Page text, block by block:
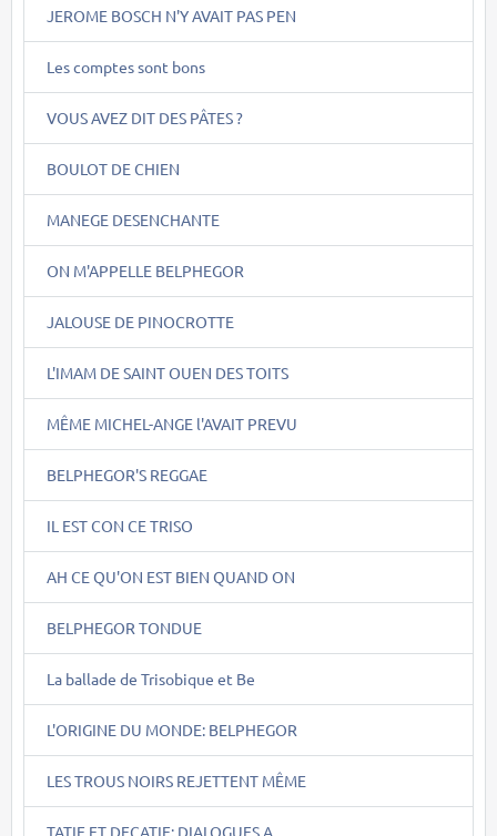
JEROME BOSCH N'Y AVAIT PAS PEN
Les comptes sont bons
VOUS AVEZ DIT DES PÂTES ?
BOULOT DE CHIEN
MANEGE DESENCHANTE
ON M'APPELLE BELPHEGOR
JALOUSE DE PINOCROTTE
L'IMAM DE SAINT OUEN DES TOITS
MÊME MICHEL-ANGE l'AVAIT PREVU
BELPHEGOR'S REGGAE
IL EST CON CE TRISO
AH CE QU'ON EST BIEN QUAND ON
BELPHEGOR TONDUE
La ballade de Trisobique et Be
L'ORIGINE DU MONDE: BELPHEGOR
LES TROUS NOIRS REJETTENT MÊME
TATIE ET DECATIE: DIALOGUES A